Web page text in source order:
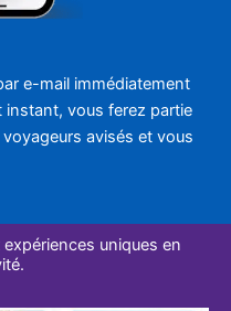
e-mail immédiatement
vous ferez partie
avisés et vous
uniques en